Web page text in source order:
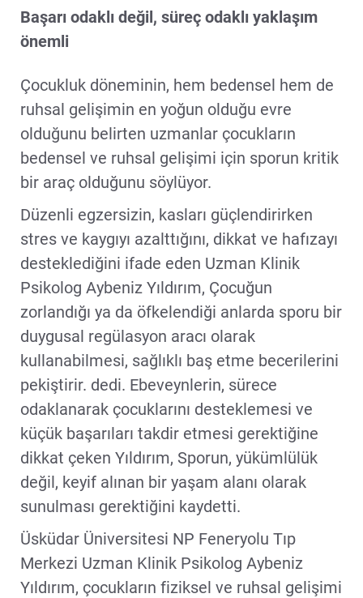
Başarı odaklı değil, süreç odaklı yaklaşım
önemli
Çocukluk döneminin, hem bedensel hem de
ruhsal gelişimin en yoğun olduğu evre
olduğunu belirten uzmanlar çocukların
bedensel ve ruhsal gelişimi için sporun kritik
bir araç olduğunu söylüyor.
Düzenli egzersizin, kasları güçlendirirken
stres ve kaygıyı azalttığını, dikkat ve hafızayı
desteklediğini ifade eden Uzman Klinik
Psikolog Aybeniz Yıldırım, Çocuğun
zorlandığı ya da öfkelendiği anlarda sporu bir
duygusal regülasyon aracı olarak
kullanabilmesi, sağlıklı baş etme becerilerini
pekiştirir. dedi. Ebeveynlerin, sürece
odaklanarak çocuklarını desteklemesi ve
küçük başarıları takdir etmesi gerektiğine
dikkat çeken Yıldırım, Sporun, yükümlülük
değil, keyif alınan bir yaşam alanı olarak
sunulması gerektiğini kaydetti.
Üsküdar Üniversitesi NP Feneryolu Tıp
Merkezi Uzman Klinik Psikolog Aybeniz
Yıldırım, çocukların fiziksel ve ruhsal gelişimi